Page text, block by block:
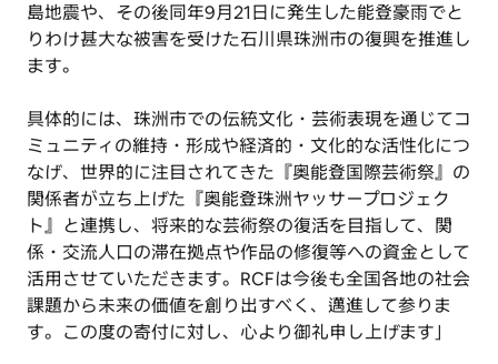
島地震や、その後同年9月21日に発生した能登豪雨でと
りわけ甚大な被害を受けた石川県珠洲市の復興を推進し
ます。
具体的には、珠洲市での伝統文化・芸術表現を通じてコ
ミュニティの維持・形成や経済的・文化的な活性化につ
なげ、世界的に注目されてきた『奥能登国際芸術祭』の
関係者が立ち上げた『奥能登珠洲ヤッサープロジェク
ト』と連携し、将来的な芸術祭の復活を目指して、関
係・交流人口の滞在拠点や作品の修復等への資金として
活用させていただきます。RCFは今後も全国各地の社会
課題から未来の価値を創り出すべく、邁進して参りま
す。この度の寄付に対し、心より御礼申し上げます」